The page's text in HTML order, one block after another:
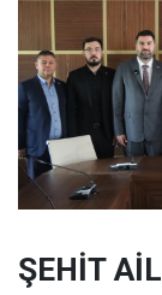
ŞEHİT